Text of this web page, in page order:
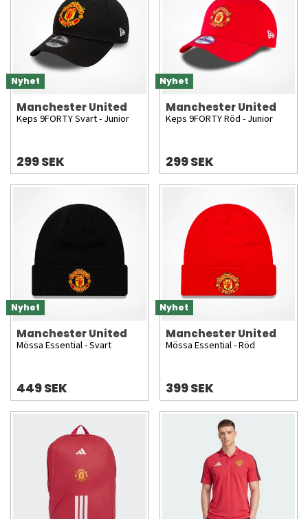
Nyhet
Manchester United
Keps 9FORTY Svart - Junior
299 SEK
Nyhet
Manchester United
Keps 9FORTY Röd - Junior
299 SEK
Nyhet
Manchester United
Mössa Essential - Svart
449 SEK
Nyhet
Manchester United
Mössa Essential - Röd
399 SEK